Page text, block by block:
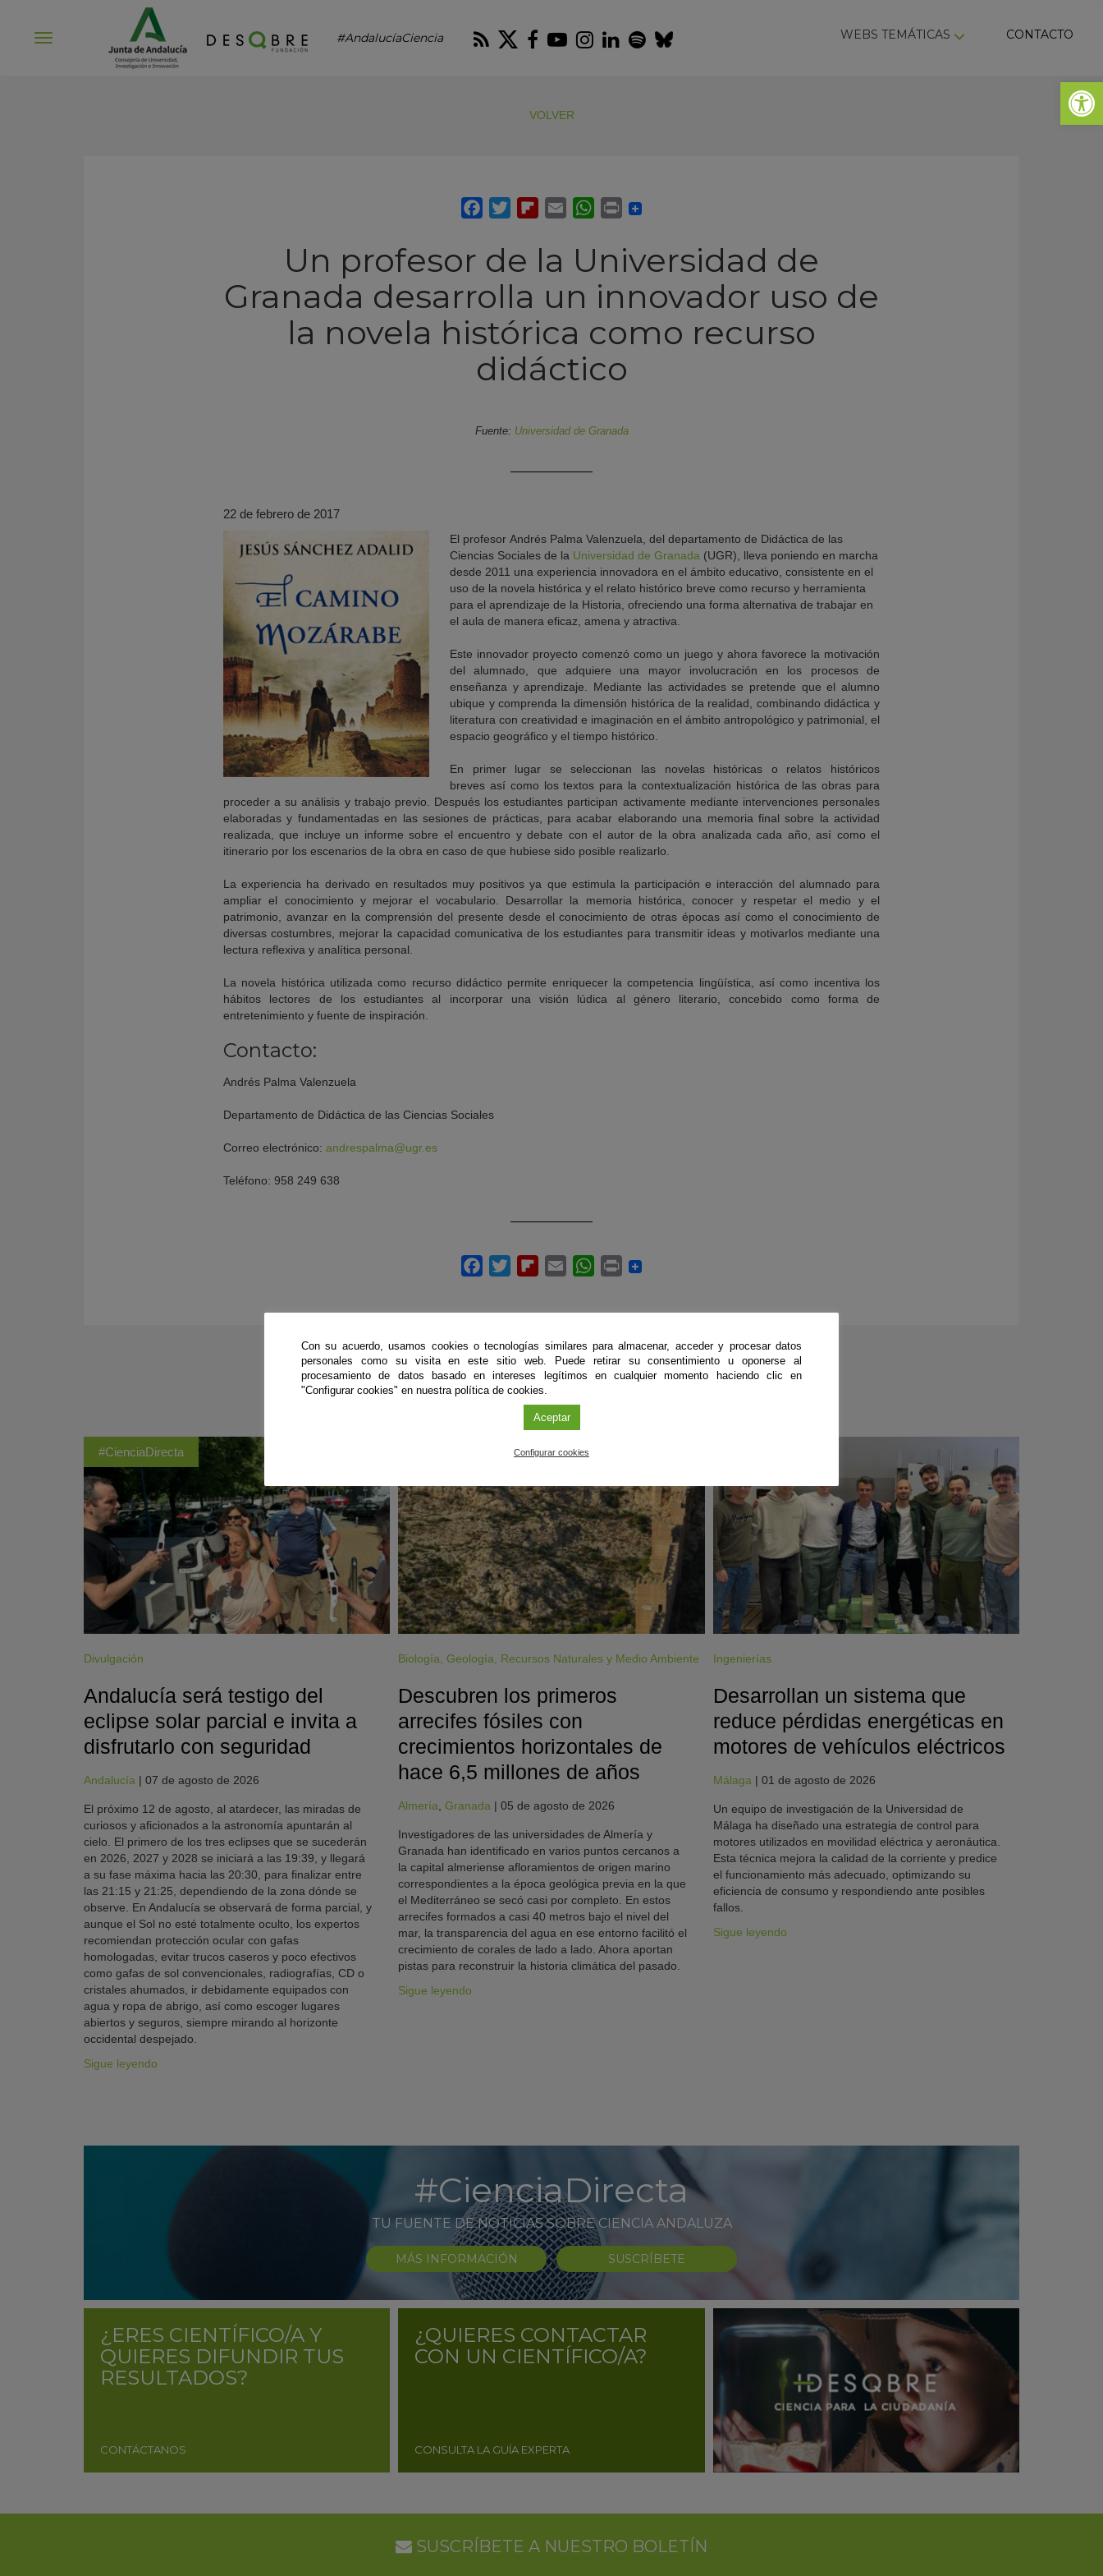
Abrir
#AndalucíaCiencia RSS Twitter
Facebook
Youtube
Instagram
LinkedIn
Spotify
Bluesky WEBS TEMÁTICAS CONTACTO
VOLVER
Un profesor de la Universidad de
Granada desarrolla un innovador uso de
la novela histórica como recurso
didáctico
Fuente: Universidad de Granada
22 de febrero de 2017
El profesor Andrés Palma Valenzuela, del departamento de Didáctica de las
Ciencias Sociales de la Universidad de Granada (UGR), lleva poniendo en marcha
desde 2011 una experiencia innovadora en el ámbito educativo, consistente en el
uso de la novela histórica y el relato histórico breve como recurso y herramienta
para el aprendizaje de la Historia, ofreciendo una forma alternativa de trabajar en
el aula de manera eficaz, amena y atractiva.
Este innovador proyecto comenzó como un juego y ahora favorece la motivación
del alumnado, que adquiere una mayor involucración en los procesos de
enseñanza y aprendizaje. Mediante las actividades se pretende que el alumno
ubique y comprenda la dimensión histórica de la realidad, combinando didáctica y
literatura con creatividad e imaginación en el ámbito antropológico y patrimonial, el
espacio geográfico y el tiempo histórico.
En primer lugar se seleccionan las novelas históricas o relatos históricos
breves así como los textos para la contextualización histórica de las obras para
proceder a su análisis y trabajo previo. Después los estudiantes participan activamente mediante intervenciones personales
elaboradas y fundamentadas en las sesiones de prácticas, para acabar elaborando una memoria final sobre la actividad
realizada, que incluye un informe sobre el encuentro y debate con el autor de la obra analizada cada año, así como el
itinerario por los escenarios de la obra en caso de que hubiese sido posible realizarlo.
La experiencia ha derivado en resultados muy positivos ya que estimula la participación e interacción del alumnado para
ampliar el conocimiento y mejorar el vocabulario. Desarrollar la memoria histórica, conocer y respetar el medio y el
patrimonio, avanzar en la comprensión del presente desde el conocimiento de otras épocas así como el conocimiento de
diversas costumbres, mejorar la capacidad comunicativa de los estudiantes para transmitir ideas y motivarlos mediante una
lectura reflexiva y analítica personal.
La novela histórica utilizada como recurso didáctico permite enriquecer la competencia lingüística, así como incentiva los
hábitos lectores de los estudiantes al incorporar una visión lúdica al género literario, concebido como forma de
entretenimiento y fuente de inspiración.
Contacto:
Andrés Palma Valenzuela
Departamento de Didáctica de las Ciencias Sociales
Correo electrónico: andrespalma@ugr.es
Teléfono: 958 249 638
ÚLTIMAS PUBLICACIONES
#CienciaDirecta
Divulgación
Andalucía será testigo del
eclipse solar parcial e invita a
disfrutarlo con seguridad
Andalucía | 07 de agosto de 2026
El próximo 12 de agosto, al atardecer, las miradas de
curiosos y aficionados a la astronomía apuntarán al
cielo. El primero de los tres eclipses que se sucederán
en 2026, 2027 y 2028 se iniciará a las 19:39, y llegará
a su fase máxima hacia las 20:30, para finalizar entre
las 21:15 y 21:25, dependiendo de la zona dónde se
observe. En Andalucía se observará de forma parcial, y
aunque el Sol no esté totalmente oculto, los expertos
recomiendan protección ocular con gafas
homologadas, evitar trucos caseros y poco efectivos
como gafas de sol convencionales, radiografías, CD o
cristales ahumados, ir debidamente equipados con
agua y ropa de abrigo, así como escoger lugares
abiertos y seguros, siempre mirando al horizonte
occidental despejado.
Sigue leyendo
Biología ,Geología Recursos Naturales y Medio Ambiente
Descubren los primeros
arrecifes fósiles con
crecimientos horizontales de
hace 6,5 millones de años
Almería ,Granada |05 de agosto de 2026
Investigadores de las universidades de Almería y
Granada han identificado en varios puntos cercanos a
la capital almeriense afloramientos de origen marino
correspondientes a la época geológica previa en la que
el Mediterráneo se secó casi por completo. En estos
arrecifes formados a casi 40 metros bajo el nivel del
mar, la transparencia del agua en ese entorno facilitó el
crecimiento de corales de lado a lado. Ahora aportan
pistas para reconstruir la historia climática del pasado.
Sigue leyendo
Ingenierías
Desarrollan un sistema que
reduce pérdidas energéticas en
motores de vehículos eléctricos
Málaga | 01 de agosto de 2026
Un equipo de investigación de la Universidad de
Málaga ha diseñado una estrategia de control para
motores utilizados en movilidad eléctrica y aeronáutica.
Esta técnica mejora la calidad de la corriente y predice
el funcionamiento más adecuado, optimizando su
eficiencia de consumo y respondiendo ante posibles
fallos.
Sigue leyendo
#CienciaDirecta
TU FUENTE DE NOTICIAS SOBRE CIENCIA ANDALUZA
MÁS INFORMACIÓN SUSCRÍBETE
¿ERES CIENTÍFICO/A Y
QUIERES DIFUNDIR TUS
RESULTADOS?
CONTÁCTANOS
¿QUIERES CONTACTAR
CON UN CIENTÍFICO/A?
CONSULTA LA GUÍA EXPERTA
SUSCRÍBETE A NUESTRO BOLETÍN
Con su acuerdo, usamos cookies o tecnologías similares para almacenar, acceder y procesar datos
personales como su visita en este sitio web. Puede retirar su consentimiento u oponerse al
procesamiento de datos basado en intereses legítimos en cualquier momento haciendo clic en
"Configurar cookies" en nuestra política de cookies.
Aceptar
Configurar cookies